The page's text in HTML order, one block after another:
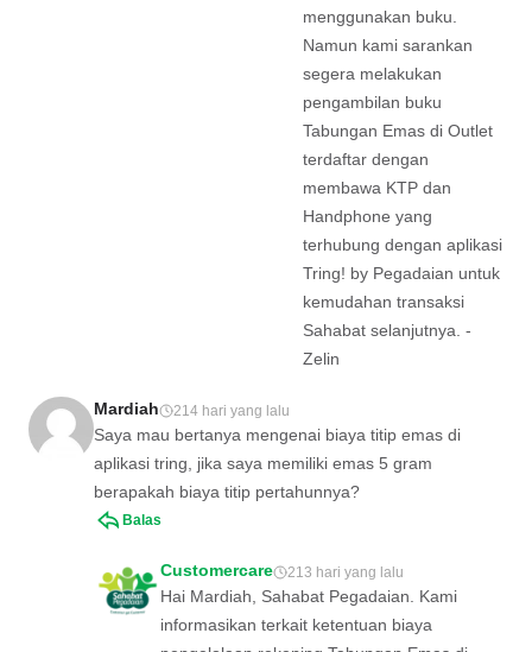
menggunakan buku.
Namun kami sarankan
segera melakukan
pengambilan buku
Tabungan Emas di Outlet
terdaftar dengan
membawa KTP dan
Handphone yang
terhubung dengan aplikasi
Tring! by Pegadaian untuk
kemudahan transaksi
Sahabat selanjutnya. -
Zelin
Mardiah 214 hari yang lalu
Saya mau bertanya mengenai biaya titip emas di
aplikasi tring, jika saya memiliki emas 5 gram
berapakah biaya titip pertahunnya?
Balas
Customercare 213 hari yang lalu
Hai Mardiah, Sahabat Pegadaian. Kami
informasikan terkait ketentuan biaya